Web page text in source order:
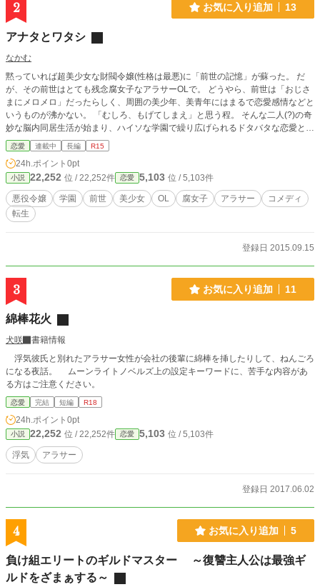
2 お気に入り追加 13
アナタとワタシ
なかむ
黙っていれば超美少女な財閥令嬢(性格は最悪)に「前世の記憶」が蘇った。 だ
が、その前世はとても残念腐女子なアラサーOLで。 どうやら、前世は「おじさ
まにメロメロ」だったらしく、周囲の美少年、美青年にはまるで恋愛感情などと
いうものが沸かない。 「むしろ、もげてしまえ」と思う程。 そんな二人(?)の奇
妙な脳内同居生活が始まり、ハイソな学園で繰り広げられるドタバタな恋愛と友
情コメディー。 いわゆる「悪役令嬢」系の前世の記憶が戻るテンプレな話で
す。乙女ゲーの世界ではないです。
恋愛 連載中 長編 R15
24h.ポイント 0pt
小説 22,252 位 / 22,252件 恋愛 5,103 位 / 5,103件
悪役令嬢 学園 前世 美少女 OL 腐女子 アラサー
コメディ
転生
登録日 2015.09.15
3 お気に入り追加 11
綿棒花火
犬咲
書籍情報
浮気彼氏と別れたアラサー女性が会社の後輩に綿棒を挿したりして、ねんごろ
になる夜話。 ムーンライトノベルズ上の設定キーワードに、苦手な内容があ
る方はご注意ください。
恋愛 完結 短編 R18
24h.ポイント 0pt
小説 22,252 位 / 22,252件 恋愛 5,103 位 / 5,103件
浮気 アラサー
登録日 2017.06.02
4 お気に入り追加 5
負け組エリートのギルドマスター ～復讐主人公は最強ギ
ルドをざまぁする～